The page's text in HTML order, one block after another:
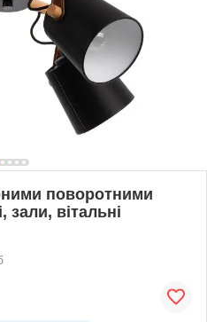
поворотними
вітальні